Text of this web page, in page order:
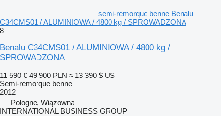
semi-remorque benne Benalu
C34CMS01 / ALUMINIOWA / 4800 kg / SPROWADZONA
8
Benalu C34CMS01 / ALUMINIOWA / 4800 kg /
SPROWADZONA
11 590 € 49 900 PLN ≈ 13 390 $ US
Semi-remorque benne
2012
Pologne, Wiązowna
INTERNATIONAL BUSINESS GROUP